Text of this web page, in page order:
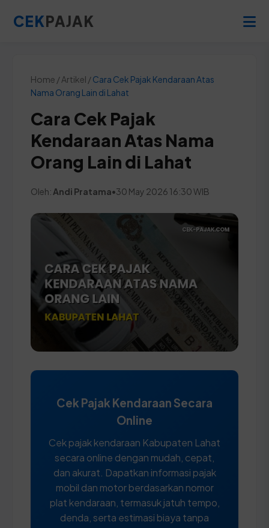
CEKPAJAK
Home / Artikel /Cara Cek Pajak Kendaraan Atas
Nama Orang Lain di Lahat
Cara Cek Pajak
Kendaraan Atas Nama
Orang Lain di Lahat
Oleh: Andi Pratama•30 May 2026 16:30 WIB
Cek Pajak Kendaraan Secara
Online
Cek pajak kendaraan Kabupaten Lahat
secara online dengan mudah, cepat,
dan akurat. Dapatkan informasi pajak
mobil dan motor berdasarkan nomor
plat kendaraan, termasuk jatuh tempo,
denda, serta estimasi biaya tanpa